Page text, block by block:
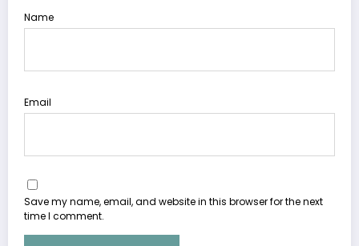
Name
Email
Save my name, email, and website in this browser for the next
time I comment.